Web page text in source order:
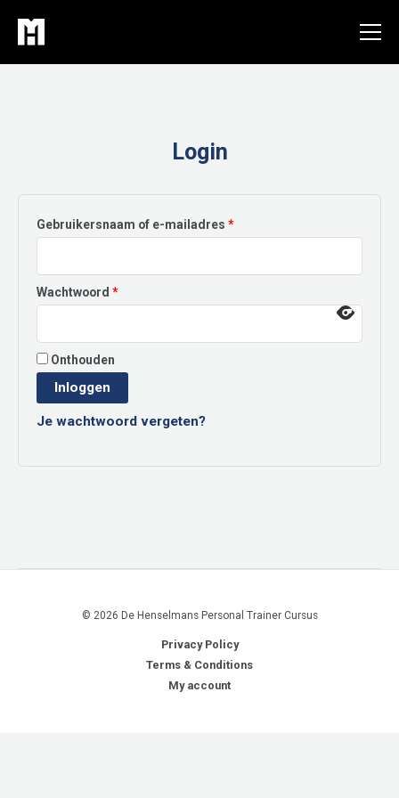
naar
de
Login
Gebruikersnaam of e-mailadres *Vereist
Wachtwoord *Vereist
Onthouden
Inloggen
Je wachtwoord vergeten?
© 2026 De Henselmans Personal Trainer Cursus
Privacy Policy
Terms & Conditions
My account